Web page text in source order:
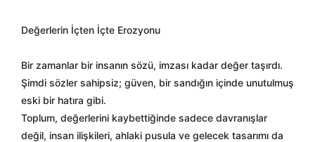
Değerlerin İçten İçte Erozyonu
Bir zamanlar bir insanın sözü, imzası kadar değer taşırdı.
Şimdi sözler sahipsiz; güven, bir sandığın içinde unutulmuş
eski bir hatıra gibi.
Toplum, değerlerini kaybettiğinde sadece davranışlar
değil, insan ilişkileri, ahlaki pusula ve gelecek tasarımı da